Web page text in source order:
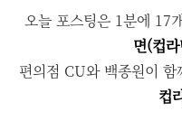
오늘 포스팅은 1분에 17
면(컵
편의점 CU와 백종원이
컵